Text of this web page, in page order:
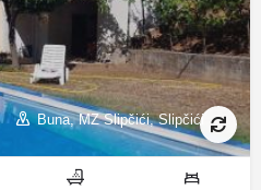
Buna, MZ Slipčići, Slipčići